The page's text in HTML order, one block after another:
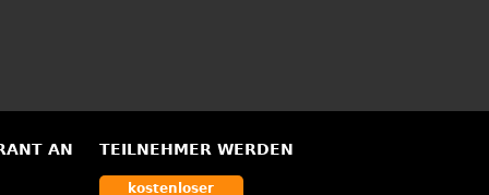
AN TEILNEHMER WERDEN
kostenloser